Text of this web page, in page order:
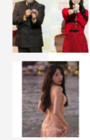
それを津田さん
す。津田さん声
寧に思いを紡ぐ
とで、より横井
思いました。「
っていただける
そして、グラン
スQ」のチーム